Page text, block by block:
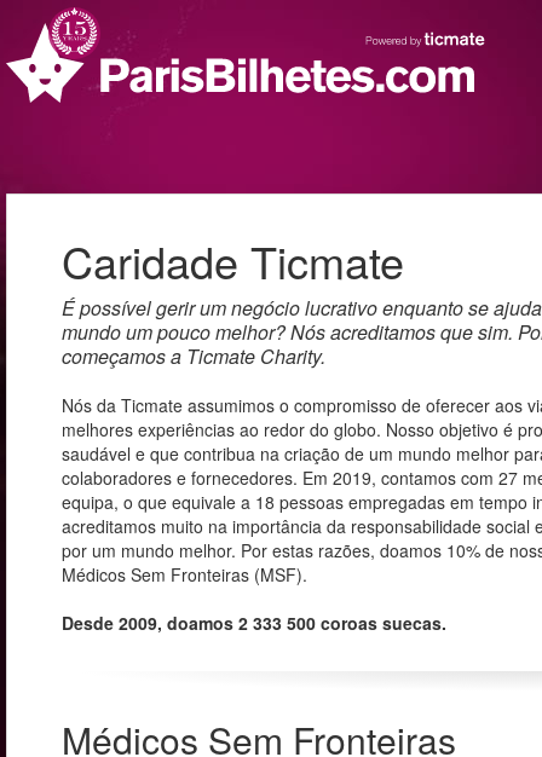
Caridade Ticmate
É possível gerir um negócio lucrativo enquanto se
mundo um pouco melhor? Nós acreditamos que sim.
começamos a Ticmate Charity.
Nós da Ticmate assumimos o compromisso de oferecer aos
melhores experiências ao redor do globo. Nosso objetivo é
saudável e que contribua na criação de um mundo melhor
colaboradores e fornecedores. Em 2019, contamos com 27
equipa, o que equivale a 18 pessoas empregadas em tempo
acreditamos muito na importância da responsabilidade social
por um mundo melhor. Por estas razões, doamos 10% de
Médicos Sem Fronteiras (MSF).
Desde 2009, doamos 2 333 500 coroas suecas.
Médicos Sem Fronteiras